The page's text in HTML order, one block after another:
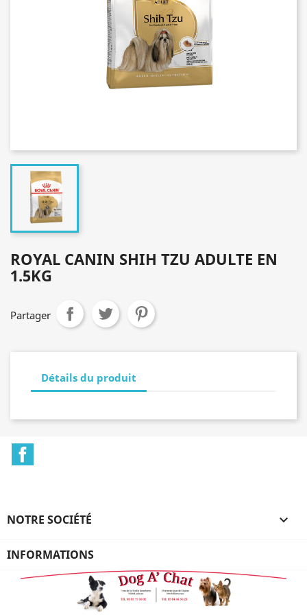
ROYAL CANIN SHIH TZU ADULTE EN
1.5KG
Partager
Détails du produit
NOTRE SOCIÉTÉ 
INFORMATIONS